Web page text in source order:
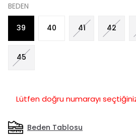
BEDEN
39 40 41 42
45
Lütfen doğru numarayı
Beden Tablosu